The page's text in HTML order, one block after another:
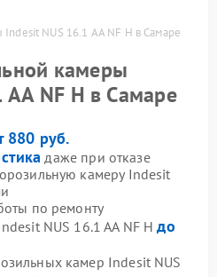
NUS 16.1 AA NF H в Самаре
камеры
NF H в Самаре
880 руб.
даже при отказе
камеру Indesit
по ремонту
NUS 16.1 AA NF Hдо
камер Indesit NUS